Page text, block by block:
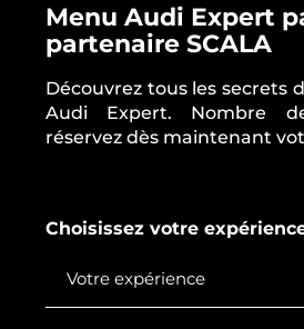
Menu Audi Expert
partenaire SCALA
Découvrez tous les secrets
Audi Expert. Nombre
réservez dès maintenant
Choisissez votre